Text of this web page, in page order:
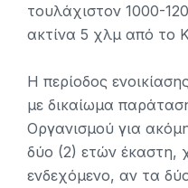
τουλάχιστον 1000-
ακτίνα 5 χλμ από το
Η περίοδος
με δικαίωμα
Οργανισμού για
δύο (2) ετών έκαστη,
ενδεχόμενο, αν τα